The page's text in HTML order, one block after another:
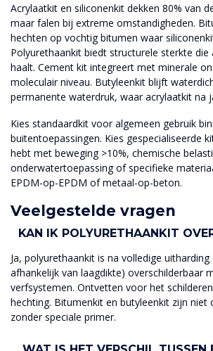
Acrylaatkit en siliconenkit dekken 80% van
maar falen bij extreme omstandigheden.
hechten op vochtig bitumen waar
Polyurethaankit biedt structurele sterkte die
haalt. Cement kit integreert met minerale
moleculair niveau. Butyleenkit blijft
permanente waterdruk, waar acrylaatkit na
Kies standaardkit voor algemeen gebruik
buitentoepassingen. Kies gespecialiseerde
hebt met beweging >10%, chemische
onderwatertoepassing of specifieke
EPDM-op-EPDM of metaal-op-beton.
Veelgestelde vragen
KAN IK POLYURETHAANKIT
Ja, polyurethaankit is na volledige uitharding
afhankelijk van laagdikte) overschilderbaar
verfsystemen. Ontvetten voor het
hechting. Bitumenkit en butyleenkit zijn niet
zonder speciale primer.